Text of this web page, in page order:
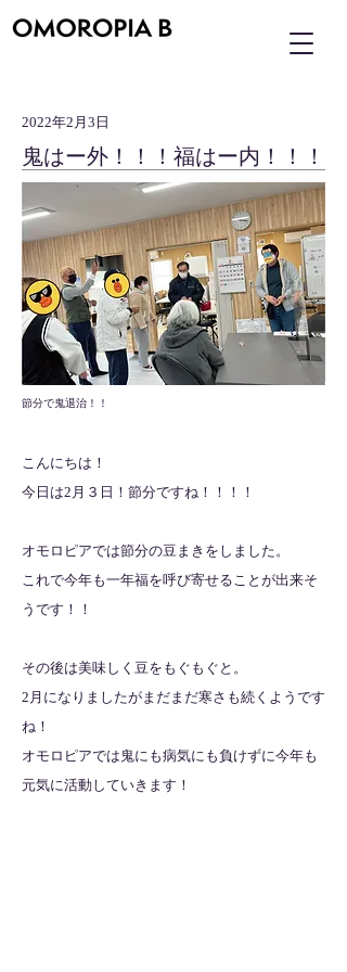
2022年2月3日
鬼はー外！！！福はー内！！！
節分で鬼退治！！
こんにちは！
今日は2月３日！節分ですね！！！！
オモロピアでは節分の豆まきをしました。
これで今年も一年福を呼び寄せることが出来そ
うです！！
その後は美味しく豆をもぐもぐと。
2月になりましたがまだまだ寒さも続くようです
ね！
オモロピアでは鬼にも病気にも負けずに今年も
元気に活動していきます！